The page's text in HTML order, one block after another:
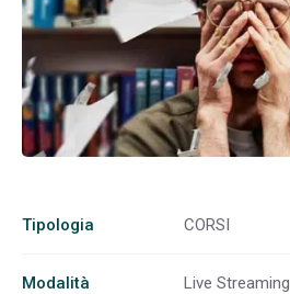
Tipologia CORSI
Modalità Live Streaming